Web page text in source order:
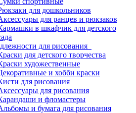
для дошкольников
для ранцев и рюкзаков
в шкафчик для детского
для рисования
для детского творчества
художественные
и хобби краски
для рисования
для рисования
и фломастеры
и бумага для рисования